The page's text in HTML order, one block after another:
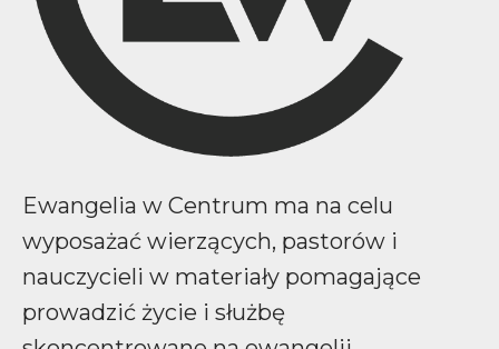
Ewangelia w Centrum ma na celu
wyposażać wierzących, pastorów i
nauczycieli w materiały pomagające
prowadzić życie i służbę